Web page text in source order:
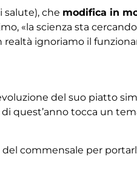
salute), che modifica in
«la scienza sta
ignoriamo il
del suo piatto
quest’anno tocca un
commensale per